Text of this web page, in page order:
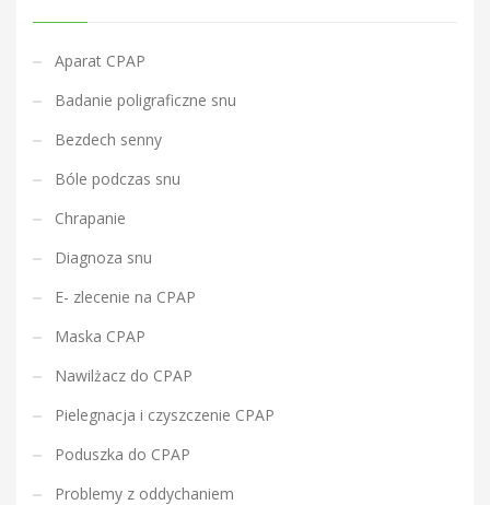
Aparat CPAP
Badanie poligraficzne snu
Bezdech senny
Bóle podczas snu
Chrapanie
Diagnoza snu
E- zlecenie na CPAP
Maska CPAP
Nawilżacz do CPAP
Pielegnacja i czyszczenie CPAP
Poduszka do CPAP
Problemy z oddychaniem